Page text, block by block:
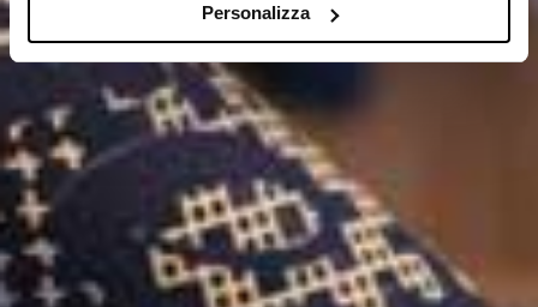
geografica, con un'approssimazione di qualche
metro,
Identificare il tuo dispositivo, scansionandolo
attivamente alla ricerca di caratteristiche
specifiche (impronte digitali).
Approfondisci come vengono elaborati i tuoi dati personali
e imposta le tue preferenze nellasezione dettagli
modificare o ritirare il tuo consenso in qualsiasi momento
dalla Dichiarazione sui cookie.
Personalizza